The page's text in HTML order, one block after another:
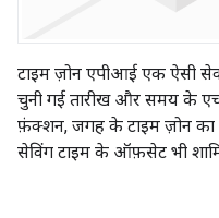
टाइम ज़ोन एपीआई एक ऐसी
चुनी गई तारीख और समय के
फ़ंक्शन, जगह के टाइम ज़ोन का
सेविंग टाइम के ऑफ़सेट भी